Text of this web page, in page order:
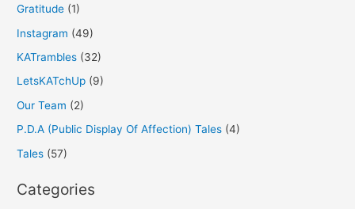
Gratitude (1)
Instagram (49)
KATrambles (32)
LetsKATchUp (9)
Our Team (2)
P.D.A (Public Display Of Affection) Tales (4)
Tales (57)
Categories